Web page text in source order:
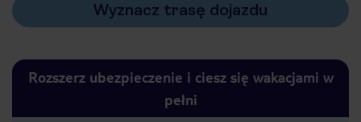
Wyznacz trasę dojazdu
Rozszerz ubezpieczenie i ciesz się wakacjami w
pełni